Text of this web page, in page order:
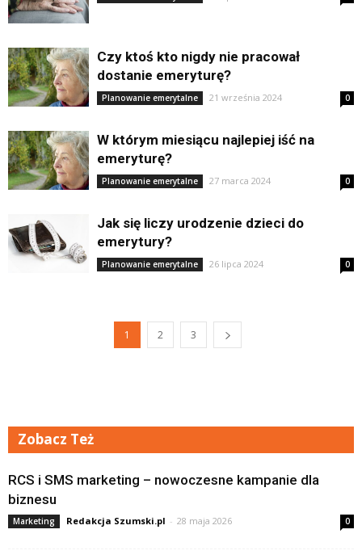
Czy ktoś kto nigdy nie pracował
dostanie emeryturę?
Planowanie emerytalne 21 września 2024 0
W którym miesiącu najlepiej iść na
emeryturę?
Planowanie emerytalne 27 marca 2024 0
Jak się liczy urodzenie dzieci do
emerytury?
Planowanie emerytalne 26 lipca 2024 0
1 2 3
Zobacz Też
RCS i SMS marketing – nowoczesne kampanie dla
biznesu
Marketing Redakcja Szumski.pl - 28 maja 2026 0